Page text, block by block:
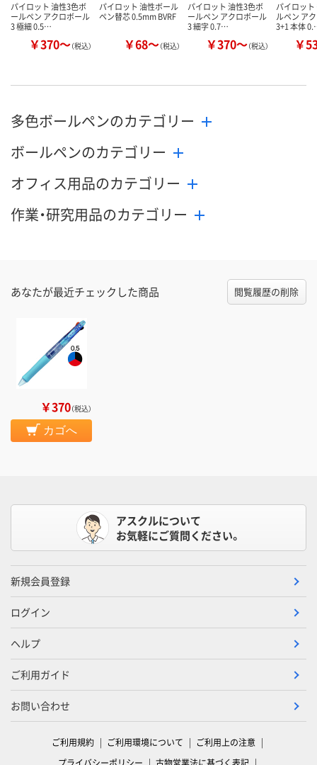
パイロット 油性3色ボ
ールペン アクロボール
3 極細 0.5…
￥370～（税込）
パイロット 油性ボール
ペン替芯 0.5mm BVRF
￥68～（税込）
パイロット 油性3色ボ
ールペン アクロボール
3 細字 0.7…
￥370～（税込）
パイロッ
ルペン ア
3+1 本体
￥
多色ボールペンのカテゴリー
ボールペンのカテゴリー
オフィス用品のカテゴリー
作業・研究用品のカテゴリー
あなたが最近チェックした商品 閲覧履歴の削除
￥370（税込）
カゴへ
アスクルについて
お気軽にご質問ください。
新規会員登録
ログイン
ヘルプ
ご利用ガイド
お問い合わせ
ご利用規約 ご利用環境について
ご利用上の注意